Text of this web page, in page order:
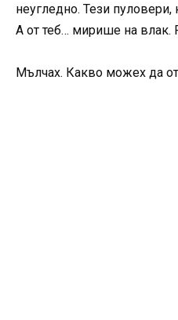
неугледно. Тези
А от теб… мирише на влак.
Мълчах. Какво можех да